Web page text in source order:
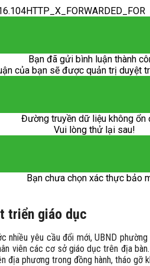
Bạn đã gửi bình luận thành
của bạn sẽ được quản trị duyệt
Đường truyền dữ liệu không ổn
Vui lòng thử lại sau!
Bạn chưa chọn xác thực bảo
triển giáo dục
nhiều yêu cầu đổi mới, UBND
viên các cơ sở giáo dục trên địa
địa phương trong đồng hành, tháo gỡ